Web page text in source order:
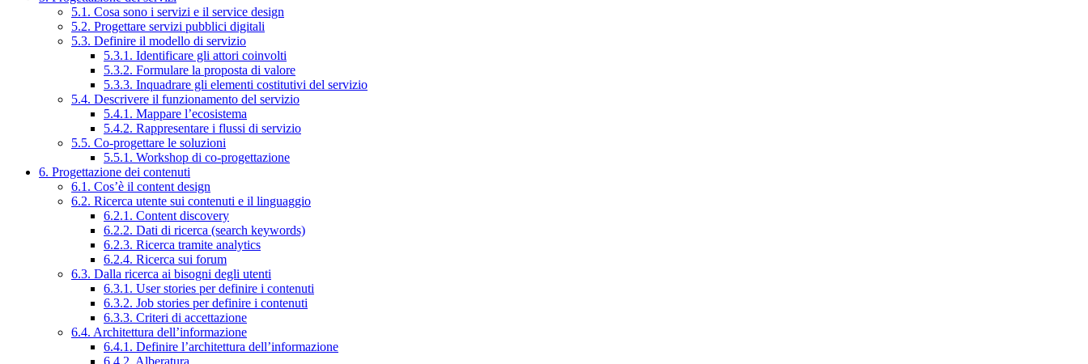
5.1. Cosa sono i servizi e il service design
5.2. Progettare servizi pubblici digitali
5.3. Definire il modello di servizio
5.3.1. Identificare gli attori coinvolti
5.3.2. Formulare la proposta di valore
5.3.3. Inquadrare gli elementi costitutivi del servizio
5.4. Descrivere il funzionamento del servizio
5.4.1. Mappare l’ecosistema
5.4.2. Rappresentare i flussi di servizio
5.5. Co-progettare le soluzioni
5.5.1. Workshop di co-progettazione
6. Progettazione dei contenuti
6.1. Cos’è il content design
6.2. Ricerca utente sui contenuti e il linguaggio
6.2.1. Content discovery
6.2.2. Dati di ricerca (search keywords)
6.2.3. Ricerca tramite analytics
6.2.4. Ricerca sui forum
6.3. Dalla ricerca ai bisogni degli utenti
6.3.1. User stories per definire i contenuti
6.3.2. Job stories per definire i contenuti
6.3.3. Criteri di accettazione
6.4. Architettura dell’informazione
6.4.1. Definire l’architettura dell’informazione
6.4.2. Alberatura